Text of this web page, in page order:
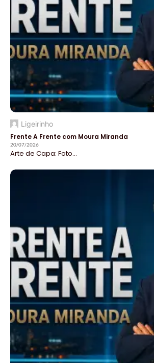
Ligeirinho
Frente A Frente com Moura Miranda
20/07/2026
Arte de Capa: Foto...